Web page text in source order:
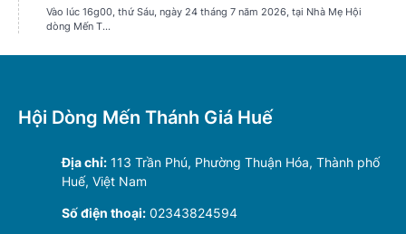
Hội Dòng Mến Thánh Giá Huế
Địa chỉ: 113 Trần Phú, Phường Thuận Hóa, Thành phố
Huế, Việt Nam
Số điện thoại: 02343824594